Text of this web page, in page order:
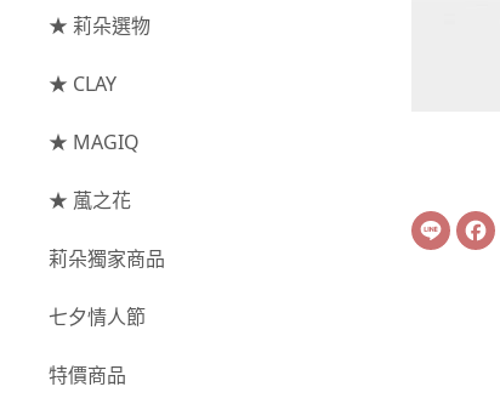
- 迷你玫瑰
- 庭園玫瑰
- 其他玫瑰
主花
菊花
-
蘭花⧸大理花
康乃馨
果實
藤圈⧸注連繩
提籃
★ 莉朵選物
★ CLAY
★ MAGIQ
★ 葻之花
莉朵獨家商品
七夕情人節
特價商品
Line